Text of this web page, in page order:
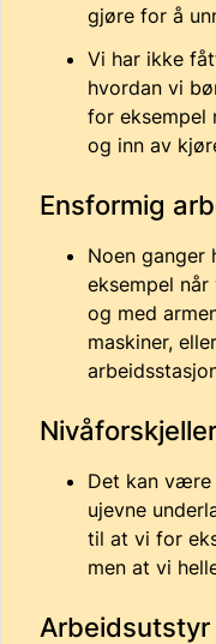
gjøre for å
Vi har ikke
hvordan vi
for eksempel
og inn av
Ensformig
Noen ganger
eksempel
og med
maskiner,
Nivåforskjeller
Det kan være
ujevne
til at vi for
men at vi